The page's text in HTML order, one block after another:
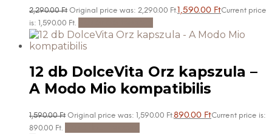
2,290.00Ft Original price was: 2,290.00 Ft.1,590.00 FtCurrent price
is: 1,590.00 Ft.
12 db DolceVita Orz kapszula –
A Modo Mio kompatibilis
1,590.00Ft Original price was: 1,590.00 Ft.890.00 FtCurrent price is:
890.00 Ft.